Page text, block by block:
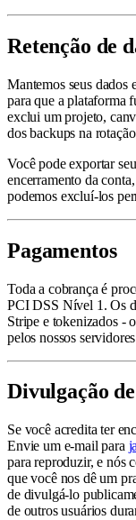
Retenção de
Mantemos seus dados
para que a plataforma
exclui um projeto,
dos backups na
Você pode exportar
encerramento da
podemos excluí-los
Pagamentos
Toda a cobrança é
PCI DSS Nível 1. Os
Stripe e tokenizados -
pelos nossos
Divulgação
Se você acredita ter
Envie um e-mail para
para reproduzir, e nós
que você nos dê um
de divulgá-lo
de outros usuários